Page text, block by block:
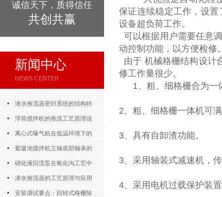
诚信天下，质得信任
共创共赢
新闻中心
NEWS CENTER
潜水推流器密封系统的结构特
点与渗漏故障处理
浮筒搅拌机的推流工艺原理说
明 离心式曝气机在低温环境下的
运行特性与防冻措施
絮凝池搅拌机立轴底部轴承的
密封防水与免维护设计
硝化液回流泵在氧化沟工艺中
的布置位置对回流效果的影响
潜水推流器的工艺原理与应用
逻辑安装调试要点：回转式格栅除
保证连续稳定工作，设
设备超负荷工作。
可以根据用户需要任意
动控制功能，以方便检修
由于 机械格栅结构设计
修工作量很少。
1、粗、细格栅合为一
2、粗、细格栅一体机可
3、具有自卸渣功能。
3、采用轴装式减速机，
4、采用电机过载保护装